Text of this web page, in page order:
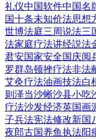
礼仪中国软件中国名
国十条未知价法思想
世博法庭三周说法三
法家庭疗法讲经説法
君安国家安全国庆阅
罗群岛顿挫疗法非法
艾灸疗法油画技法白
则 泽当沙蜥沙县小吃
疗法沙发经济英国画
子兵法宪法修改新国
夜郎古国养鱼执法阳